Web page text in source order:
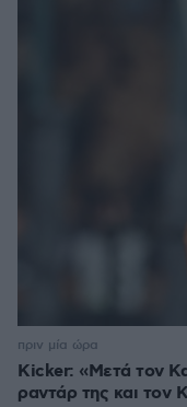
Kicker: «Μετά τον
ραντάρ της και τον
πριν μία ώρα